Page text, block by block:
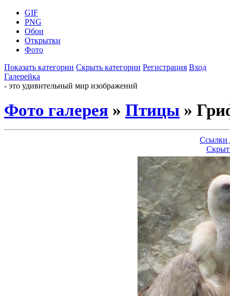
GIF
PNG
Обои
Открытки
Фото
Показать категории Скрыть категории Регистрация Вход
Галерейка
- это удивительный мир изображений
Фото галерея » Птицы »
Ссылки